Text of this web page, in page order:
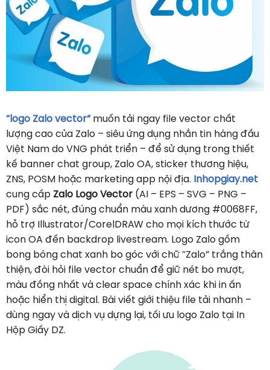
“logo Zalo vector”muốn tải ngay file vector chất
lượng cao của Zalo – siêu ứng dụng nhắn tin hàng đầu
Việt Nam do VNG phát triển – để sử dụng trong thiết
kế banner chat group, Zalo OA, sticker thương hiệu,
ZNS, POSM hoặc marketing app nội địa. Inhopgiay.net
cung cấp Zalo Logo Vector (AI – EPS – SVG – PNG –
PDF) sắc nét, đúng chuẩn màu xanh dương #0068FF,
hỗ trợ Illustrator/CorelDRAW cho mọi kích thước từ
icon OA đến backdrop livestream. Logo Zalo gồm
bong bóng chat xanh bo góc với chữ “Zalo” trắng thân
thiện, đòi hỏi file vector chuẩn để giữ nét bo mượt,
màu đồng nhất và clear space chính xác khi in ấn
hoặc hiển thị digital. Bài viết giới thiệu file tải nhanh –
dùng ngay và dịch vụ dựng lại, tối ưu logo Zalo tại In
Hộp Giấy DZ.